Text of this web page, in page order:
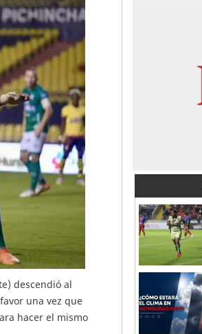
descendió al
una vez que
hacer el mismo